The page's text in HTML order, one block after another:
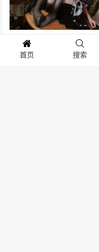
【Cosplay】碧蓝航
丝女仆正含情脉脉
首页 搜索